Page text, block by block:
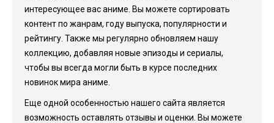
интересующее вас аниме. Вы можете сортировать
контент по жанрам, году выпуска, популярности и
рейтингу. Также мы регулярно обновляем нашу
коллекцию, добавляя новые эпизоды и сериалы,
чтобы вы всегда могли быть в курсе последних
новинок мира аниме.
Еще одной особенностью нашего сайта является
возможность оставлять отзывы и оценки. Вы можете